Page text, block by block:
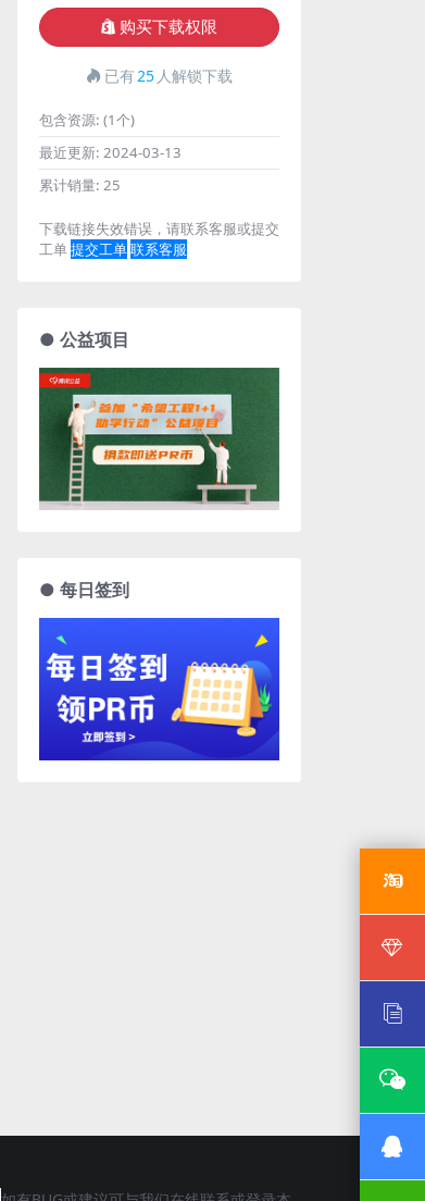
购买下载权限
已有25 人解锁下载
包含资源: (1个)
最近更新: 2024-03-13
累计销量: 25
下载链接失效错误，请联系客服或提交
工单提交工单联系客服
● 公益项目
● 每日签到